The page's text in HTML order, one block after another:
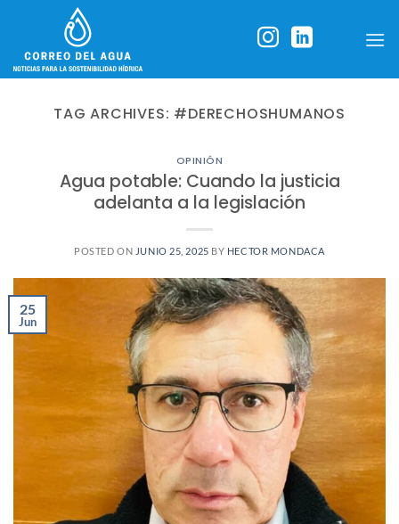
content
TAG ARCHIVES: #DERECHOSHUMANOS
OPINIÓN
Agua potable: Cuando la justicia
adelanta a la legislación
POSTED ON JUNIO 25, 2025 BY HECTOR MONDACA
25
Jun